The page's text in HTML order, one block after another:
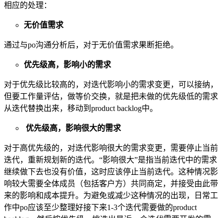
相应的处理：
无价值需求
通过与po沟通分析后，对于无价值需求果断拒绝。
优先级高，影响小的需求
对于优先级比较高的，对迭代影响小的需求变更，可以接纳，
但要工作量评估，做等价交换，就是把未做的优先级低的需求
从迭代替换出来，移动到product backlog中。
优先级高， 影响很大的需求
对于高优先级的，对迭代影响很大的需求变更，需要停止当前
迭代，重新规划新的迭代。“影响很大”是指当前迭代中的需求
继续做下去也没有价值，这时应该停止当前迭代。这种情况影
响较大需要全体成员（包括客户方）共同商定，并接受由此带
来的影响和成本提升。为避免或减少这种情况的出现，日常工
作中po应该至少整理好接下来1-3个迭代需要做的product